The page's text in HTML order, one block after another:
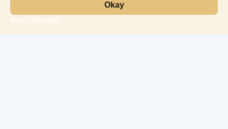
Okay
More information